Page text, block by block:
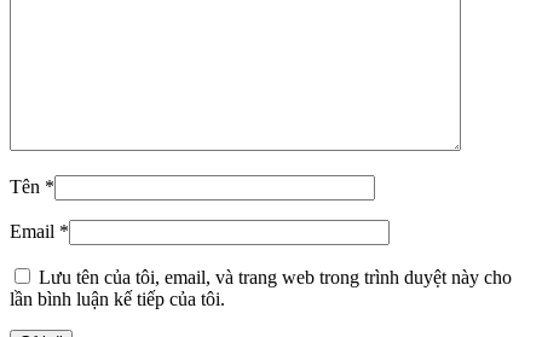
Tên *
Email *
Lưu tên của tôi, email, và trang web trong trình duyệt này cho
lần bình luận kế tiếp của tôi.